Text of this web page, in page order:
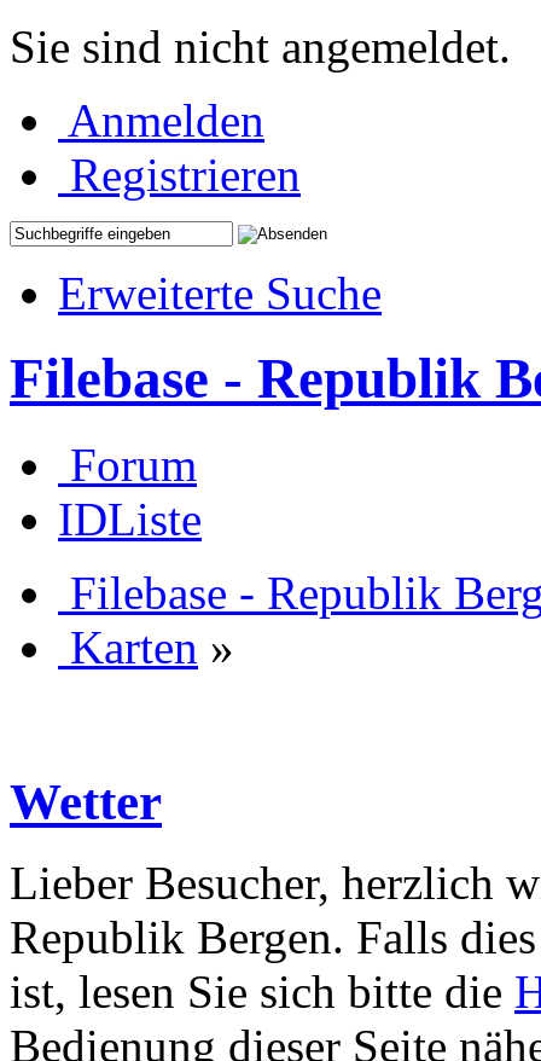
Sie sind nicht angemeldet.
Anmelden
Registrieren
Erweiterte Suche
Filebase - Republik
Forum
IDListe
Filebase - Republik
Karten »
Wetter
Lieber Besucher, herzlich
Republik Bergen. Falls
ist, lesen Sie sich bitte die
Bedienung dieser Seite